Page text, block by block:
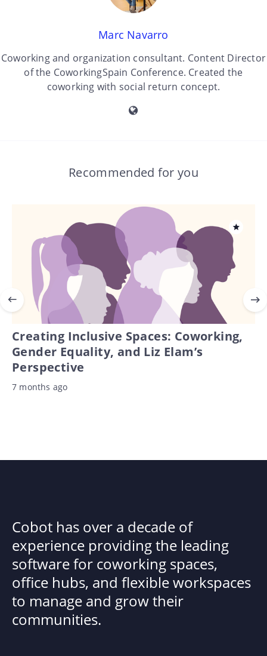
Marc Navarro
Coworking and organization consultant. Content Director
of the CoworkingSpain Conference. Created the
coworking with social return concept.
Recommended for you
Creating Inclusive Spaces: Coworking,
Gender Equality, and Liz Elam’s
Perspective
7 months ago
Cobot has over a decade of
experience providing the leading
software for coworking spaces,
office hubs, and flexible workspaces
to manage and grow their
communities.